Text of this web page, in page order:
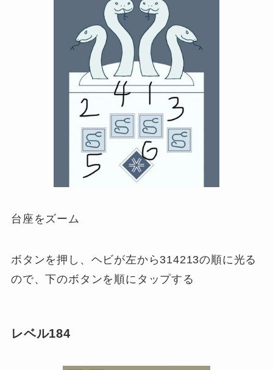
台座をズーム
ボタンを押し、ヘビが左から314213の順に光る
ので、下のボタンを順にタップする
レベル184